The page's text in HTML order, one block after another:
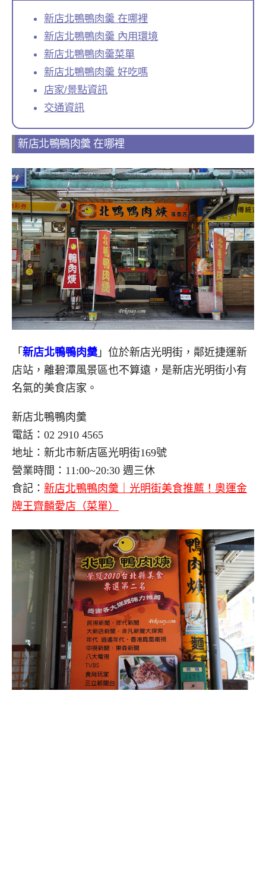
新店北鴨鴨肉羹 在哪裡
新店北鴨鴨肉羹 內用環境
新店北鴨鴨肉羹菜單
新店北鴨鴨肉羹 好吃嗎
店家/景點資訊
交通資訊
新店北鴨鴨肉羹 在哪裡
「 新店北鴨鴨肉羹 」位於新店光明街，鄰近捷運新
店站，離碧潭風景區也不算遠，是新店光明街小有
名氣的美食店家。
新店北鴨鴨肉羹
電話：02 2910 4565
地址：新北市新店區光明街169號
營業時間：11:00~20:30 週三休
食記： 新店北鴨鴨肉羹｜光明街美食推薦！奧運金
牌王齊麟愛店（菜單）